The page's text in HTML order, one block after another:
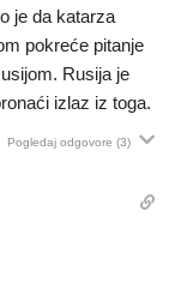
je da katarza
pokreće pitanje
Rusija je
izlaz iz toga.
Pogledaj odgovore (3)